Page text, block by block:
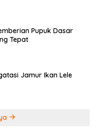
Pupuk Dasar
Tepat
Jamur Ikan Lele